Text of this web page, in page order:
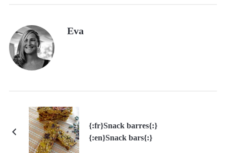
Eva
{:fr}Snack barres{:}
{:en}Snack bars{:}